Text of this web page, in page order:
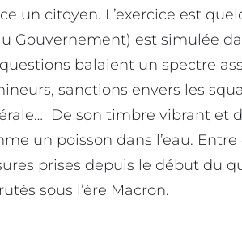
un citoyen. L’exercice est
Gouvernement) est simulée
balaient un spectre
sanctions envers les
De son timbre vibrant et
un poisson dans l’eau. Entre
prises depuis le début du
sous l’ère Macron.